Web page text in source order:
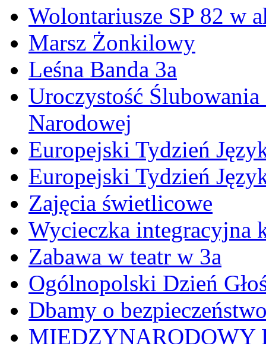
Wolontariusze SP 82 w
Marsz Żonkilowy
Leśna Banda 3a
Uroczystość
Narodowej
Europejski Tydzień
Europejski Tydzień
Zajęcia świetlicowe
Wycieczka integracyjna
Zabawa w teatr w 3a
Ogólnopolski Dzień
Dbamy o
MIĘDZYNARODOWY